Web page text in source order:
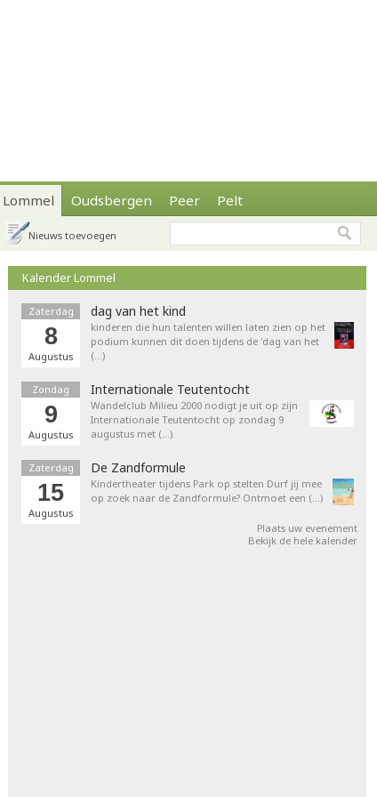
Lommel Oudsbergen Peer Pelt
Nieuws toevoegen
Kalender Lommel
Zaterdag
8
Augustus
dag van het kind
kinderen die hun talenten willen laten zien op het
podium kunnen dit doen tijdens de 'dag van het
(…)
Zondag
9
Augustus
Internationale Teutentocht
Wandelclub Milieu 2000 nodigt je uit op zijn
Internationale Teutentocht op zondag 9
augustus met (…)
Zaterdag
15
Augustus
De Zandformule
Kindertheater tijdens Park op stelten Durf jij mee
op zoek naar de Zandformule? Ontmoet een (…)
Plaats uw evenement
Bekijk de hele kalender